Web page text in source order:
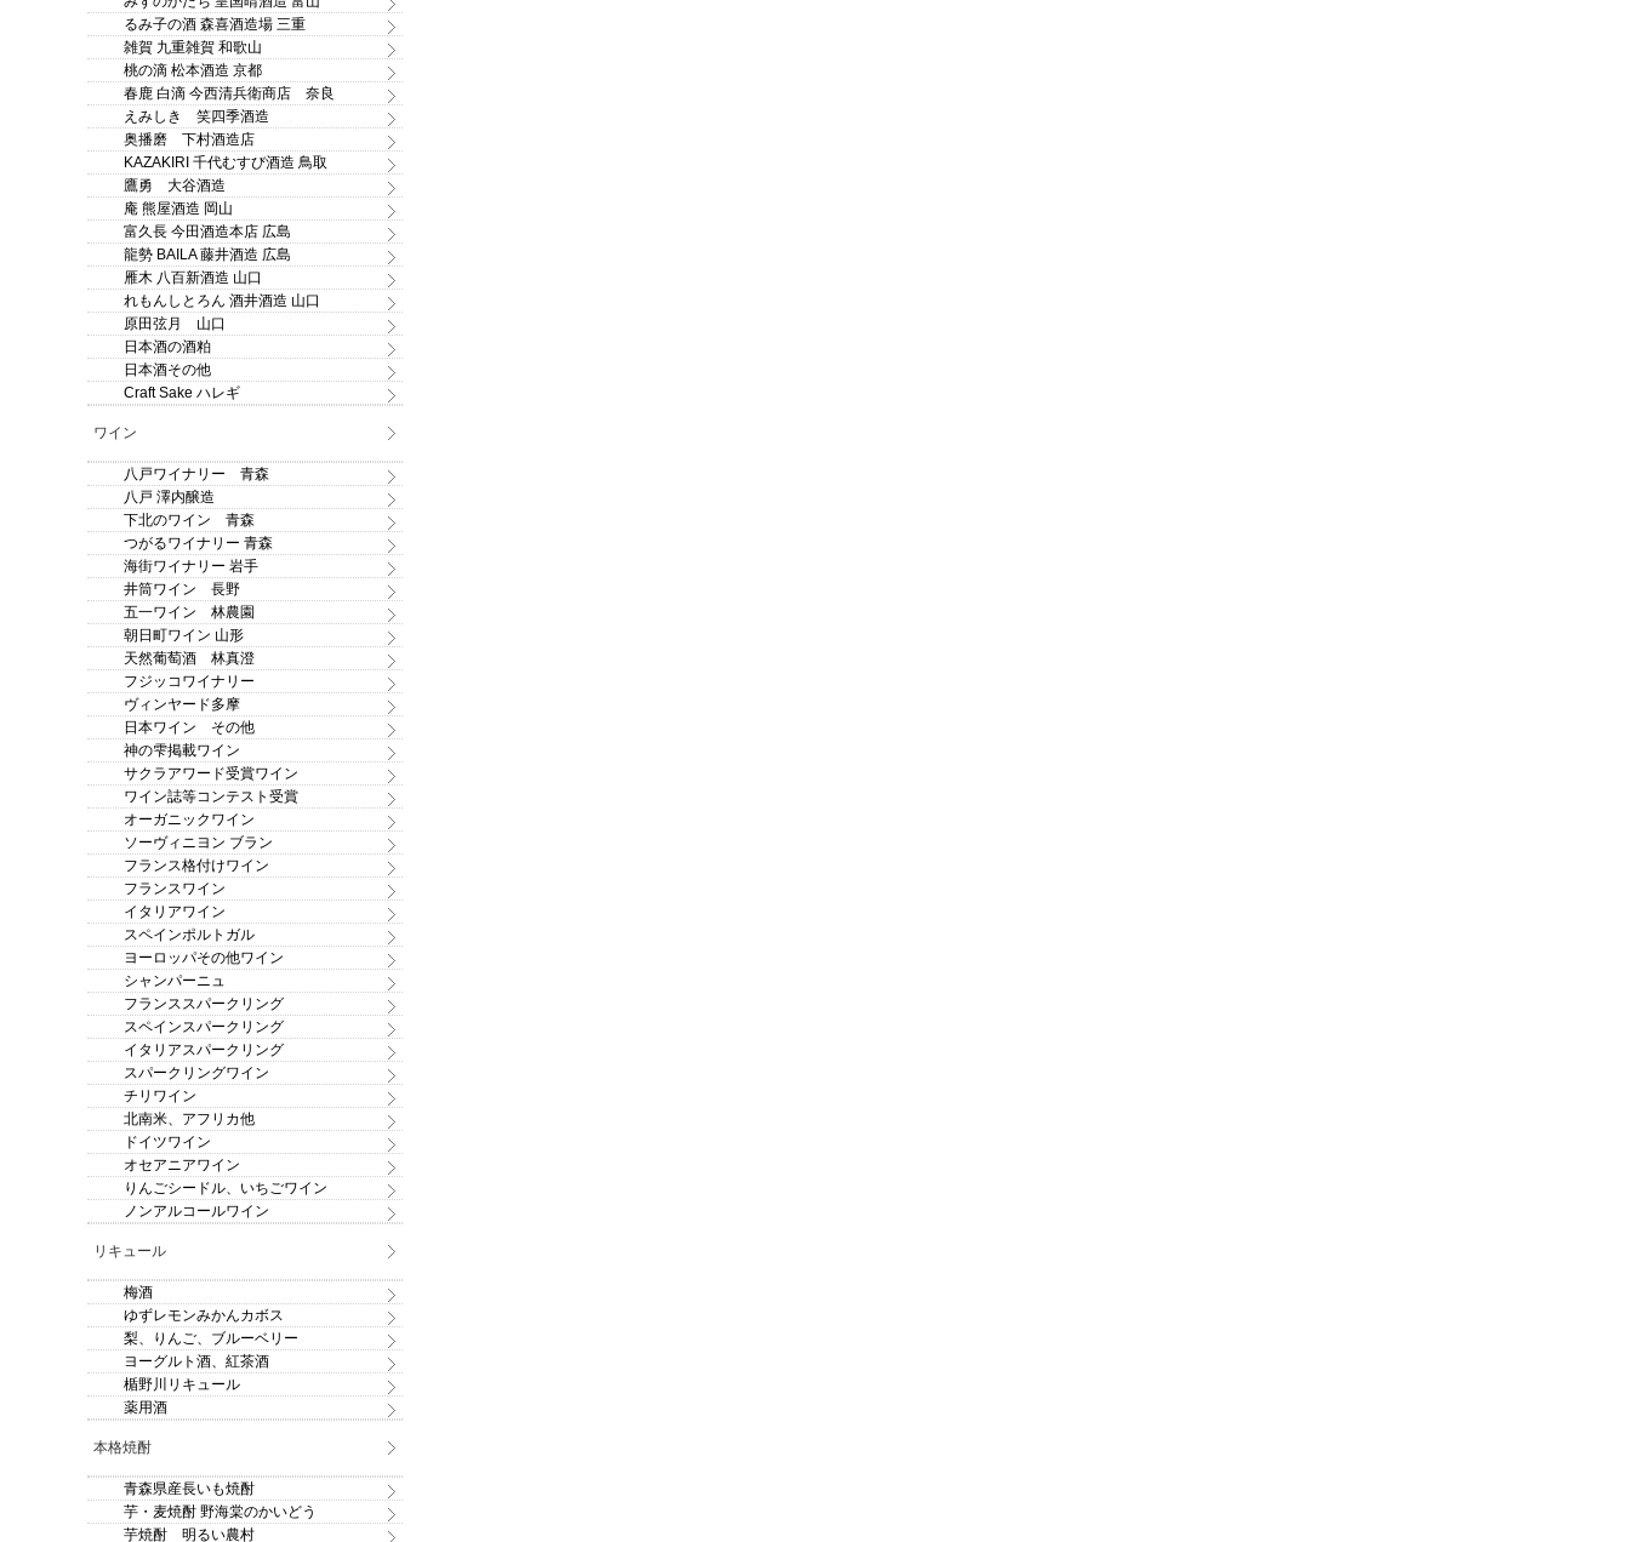
るみ子の酒 森喜酒造場 三重
雑賀 九重雑賀 和歌山
桃の滴 松本酒造 京都
春鹿 白滴 今西清兵衛商店 奈良
えみしき 笑四季酒造
奥播磨 下村酒造店
KAZAKIRI 千代むすび酒造 鳥取
鷹勇 大谷酒造
庵 熊屋酒造 岡山
富久長 今田酒造本店 広島
龍勢 BAILA 藤井酒造 広島
雁木 八百新酒造 山口
れもんしとろん 酒井酒造 山口
原田弦月 山口
日本酒の酒粕
日本酒その他
Craft Sake ハレギ
ワイン
八戸ワイナリー 青森
八戸 澤内醸造
下北のワイン 青森
つがるワイナリー 青森
海街ワイナリー 岩手
井筒ワイン 長野
五一ワイン 林農園
朝日町ワイン 山形
天然葡萄酒 林真澄
フジッコワイナリー
ヴィンヤード多摩
日本ワイン その他
神の雫掲載ワイン
サクラアワード受賞ワイン
ワイン誌等コンテスト受賞
オーガニックワイン
ソーヴィニヨン ブラン
フランス格付けワイン
フランスワイン
イタリアワイン
スペインポルトガル
ヨーロッパその他ワイン
シャンパーニュ
フランススパークリング
スペインスパークリング
イタリアスパークリング
スパークリングワイン
チリワイン
北南米、アフリカ他
ドイツワイン
オセアニアワイン
りんごシードル、いちごワイン
ノンアルコールワイン
リキュール
梅酒
ゆずレモンみかんカボス
梨、りんご、ブルーベリー
ヨーグルト酒、紅茶酒
楯野川リキュール
薬用酒
本格焼酎
青森県産長いも焼酎
芋・麦焼酎 野海棠のかいどう
芋焼酎 明るい農村